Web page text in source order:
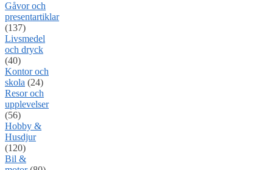
Gåvor och
presentartiklar
(137)
Livsmedel
och dryck
(40)
Kontor och
skola (24)
Resor och
upplevelser
(56)
Hobby &
Husdjur
(120)
Bil &